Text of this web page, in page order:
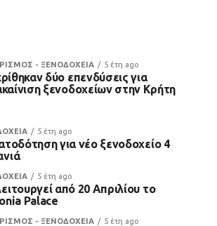
- ΞΕΝΟΔΟΧΕΙΑ 5 έτη ago
δύο επενδύσεις για
ξενοδοχείων στην Κρήτη
5 έτη ago
για νέο ξενοδοχείο 4
5 έτη ago
από 20 Απριλίου το
Palace
- ΞΕΝΟΔΟΧΕΙΑ 5 έτη ago